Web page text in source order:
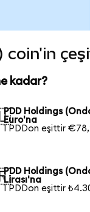
coin'in
kadar?
PDD Holdings
Euro'na
1 PDDon eşittir
PDD Holdings
Lirası'na
1 PDDon eşittir